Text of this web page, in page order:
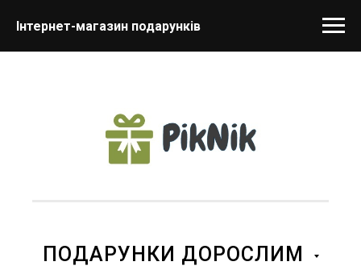
Інтернет-магазин подарунків
ПОДАРУНКИ ДОРОСЛИМ